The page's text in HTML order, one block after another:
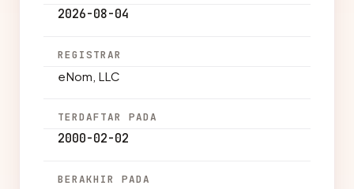
2026-08-04
REGISTRAR
eNom, LLC
TERDAFTAR PADA
2000-02-02
BERAKHIR PADA